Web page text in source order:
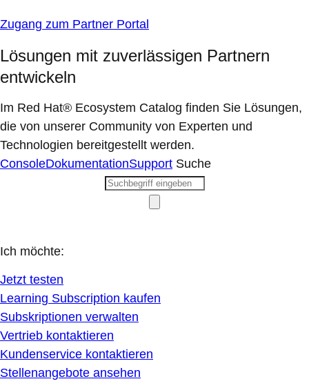
Zugang zum Partner Portal
Lösungen mit zuverlässigen Partnern
entwickeln
Im Red Hat® Ecosystem Catalog finden Sie Lösungen,
die von unserer Community von Experten und
Technologien bereitgestellt werden.
ConsoleDokumentationSupport Suche
Ich möchte:
Jetzt testen
Learning Subscription kaufen
Subskriptionen verwalten
Vertrieb kontaktieren
Kundenservice kontaktieren
Stellenangebote ansehen